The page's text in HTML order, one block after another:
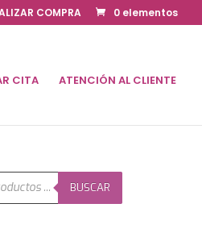
COMPRA 0 elementos
CITA ATENCIÓN AL CLIENTE
BUSCAR